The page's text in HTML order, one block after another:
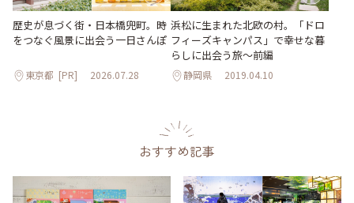
歴史が息づく街・日本橋兜町。時
をつなぐ風景に出会う一日さんぽ
東京都 [PR] 2026.07.28
浜松に生まれた北欧の村。「ドロ
フィーズキャンパス」で幸せな暮
らしに出会う旅～前編
静岡県 2019.04.10
おすすめ記事